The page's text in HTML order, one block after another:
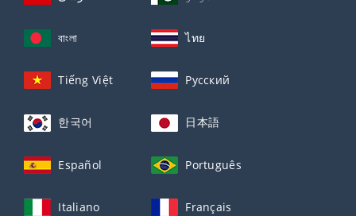
বাংলা ไทย
Tiếng Việt Русский
한국어 日本語
Español Português
Italiano Français